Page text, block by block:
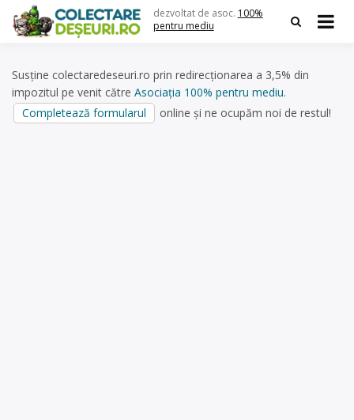
content
dezvoltat de asoc. 100%
pentru mediu
Susține colectaredeseuri.ro prin redirecționarea a 3,5% din
impozitul pe venit către Asociația 100% pentru mediu.
Completează formularul
online și ne ocupăm noi de restul!